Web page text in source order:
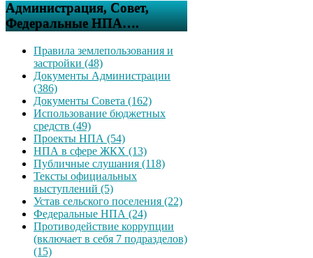
Администрация, Совет,
Федеральные НПА….
Правила землепользования и
застройки (48)
Документы Администрации
(386)
Документы Совета (162)
Использование бюджетных
средств (49)
Проекты НПА (54)
НПА в сфере ЖКХ (13)
Публичные слушания (118)
Тексты официальных
выступлений (5)
Устав сельского поселения (22)
Федеральные НПА (24)
Противодействие коррупции
(включает в себя 7 подразделов)
(15)